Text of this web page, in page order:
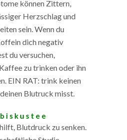
können Zittern,
Herzschlag und
sein. Wenn du
dich negativ
du versuchen,
zu trinken oder ihn
EIN RAT: trink keinen
Blutruck misst.
Blutdruck zu senken.